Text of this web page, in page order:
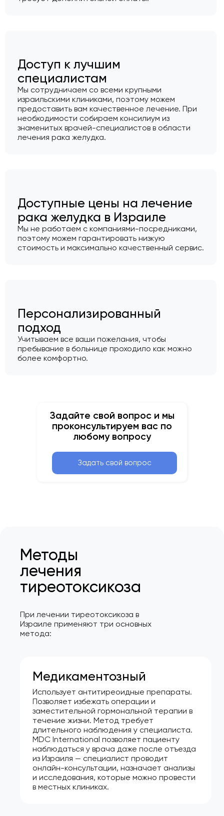
Доступ к лучшим
специалистам
Мы сотрудничаем со всеми крупными
израильскими клиниками, поэтому можем
предоставить вам качественное лечение. При
необходимости собираем консилиум из
знаменитых врачей-специалистов в области
лечения рака желудка.
Доступные цены на лечение
рака желудка в Израиле
Мы не работаем с компаниями-посредниками,
поэтому можем гарантировать низкую
стоимость и максимально качественный сервис.
Персонализированный
подход
Учитываем все ваши пожелания, чтобы
пребывание в больнице проходило как можно
более комфортно.
Задайте свой вопрос и мы
проконсультируем вас по
любому вопросу
Задать свой вопрос
Методы
лечения
тиреотоксикоза
При лечении тиреотоксикоза в
Израиле применяют три основных
метода:
Медикаментозный
Использует антитиреоидные препараты.
Позволяет избежать операции и
заместительной гормональной терапии в
течение жизни. Метод требует
длительного наблюдения у специалиста.
MDC International позволяет пациенту
наблюдаться у врача даже после отъезда
из Израиля — специалист проводит
онлайн-консультации, назначает анализы
и исследования, которые можно провести
в местных клиниках.